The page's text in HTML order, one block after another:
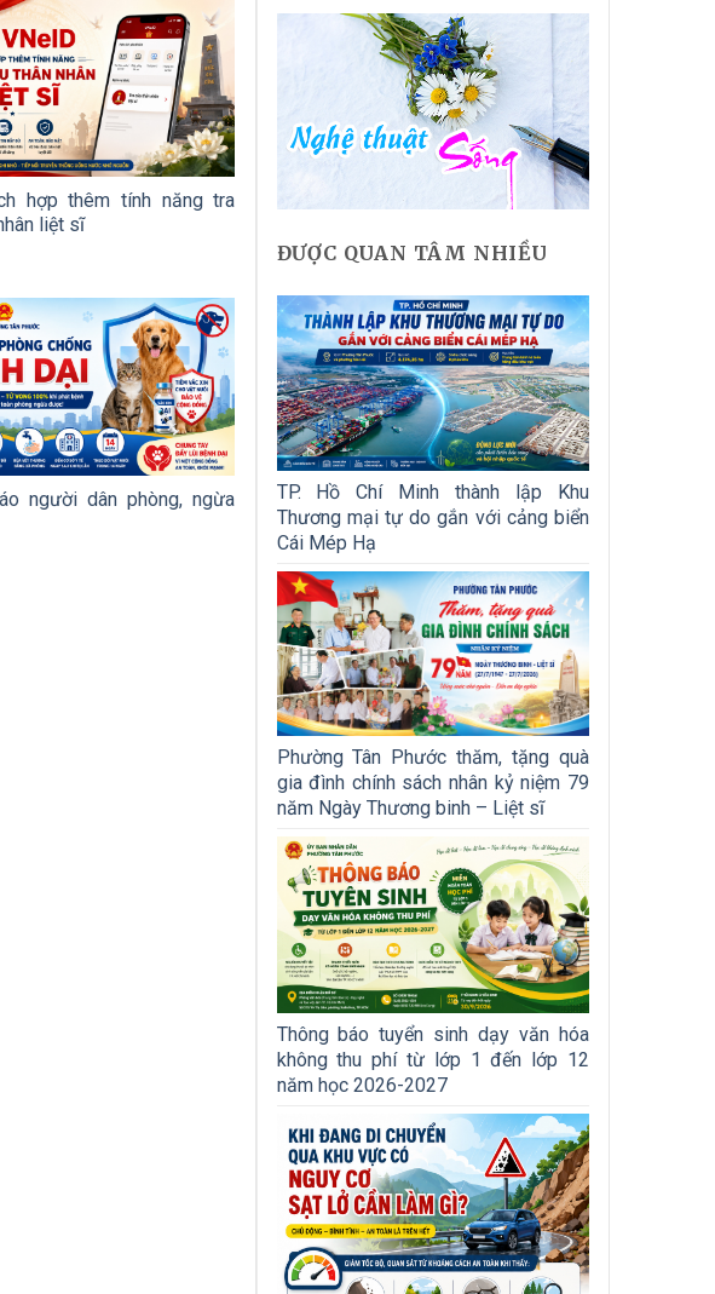
hợp thêm tính năng tra
liệt sĩ
người dân phòng, ngừa
ĐƯỢC QUAN TÂM NHIỀU
TP. Hồ Chí Minh thành lập Khu
Thương mại tự do gắn với cảng biển
Cái Mép Hạ
Phường Tân Phước thăm, tặng quà
gia đình chính sách nhân kỷ niệm 79
năm Ngày Thương binh – Liệt sĩ
Thông báo tuyển sinh dạy văn hóa
không thu phí từ lớp 1 đến lớp 12
năm học 2026-2027